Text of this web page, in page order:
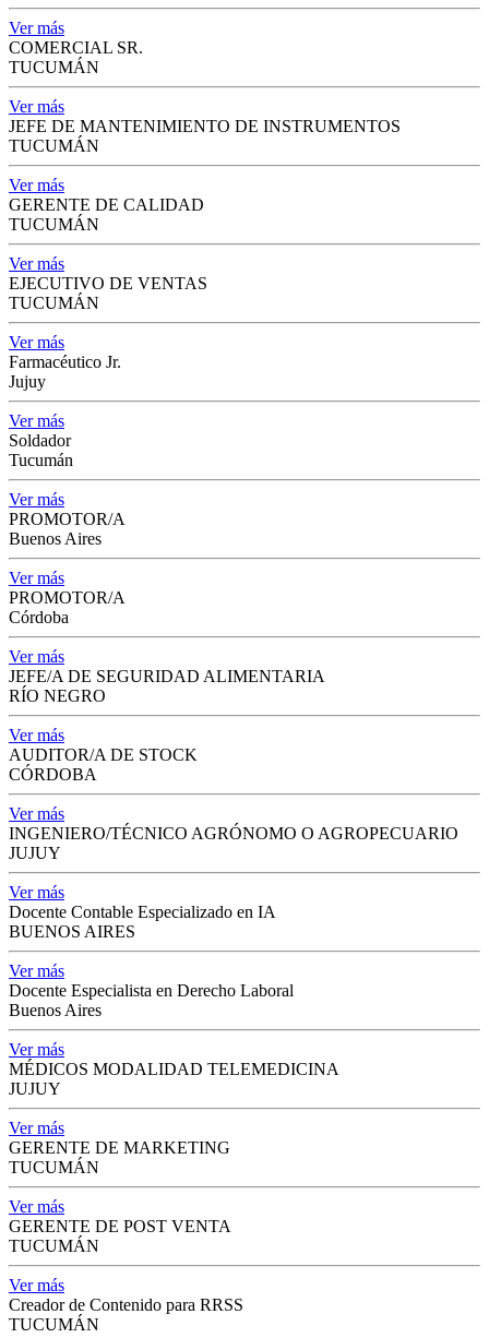
Ver más
COMERCIAL SR.
TUCUMÁN
Ver más
JEFE DE MANTENIMIENTO DE INSTRUMENTOS
TUCUMÁN
Ver más
GERENTE DE CALIDAD
TUCUMÁN
Ver más
EJECUTIVO DE VENTAS
TUCUMÁN
Ver más
Farmacéutico Jr.
Jujuy
Ver más
Soldador
Tucumán
Ver más
PROMOTOR/A
Buenos Aires
Ver más
PROMOTOR/A
Córdoba
Ver más
JEFE/A DE SEGURIDAD ALIMENTARIA
RÍO NEGRO
Ver más
AUDITOR/A DE STOCK
CÓRDOBA
Ver más
INGENIERO/TÉCNICO AGRÓNOMO O AGROPECUARIO
JUJUY
Ver más
Docente Contable Especializado en IA
BUENOS AIRES
Ver más
Docente Especialista en Derecho Laboral
Buenos Aires
Ver más
MÉDICOS MODALIDAD TELEMEDICINA
JUJUY
Ver más
GERENTE DE MARKETING
TUCUMÁN
Ver más
GERENTE DE POST VENTA
TUCUMÁN
Ver más
Creador de Contenido para RRSS
TUCUMÁN